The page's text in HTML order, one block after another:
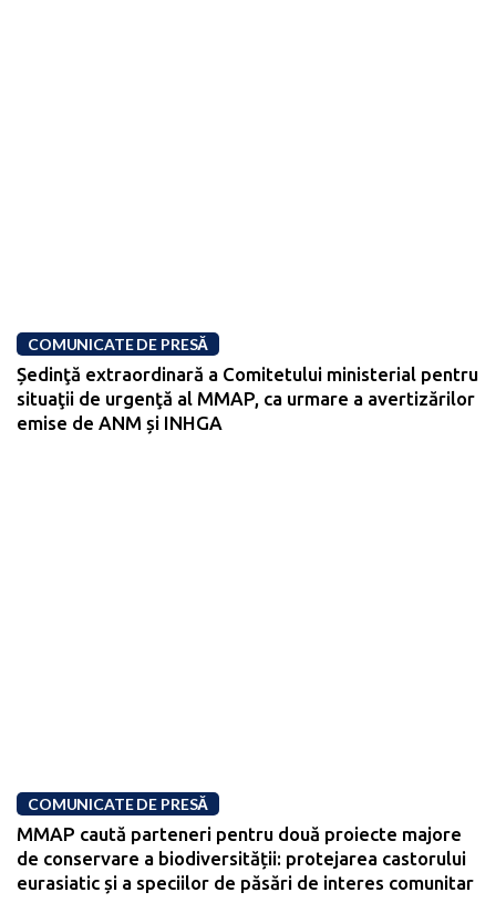
COMUNICATE DE PRESĂ
Ședinţă extraordinară a Comitetului ministerial pentru
situaţii de urgenţă al MMAP, ca urmare a avertizărilor
emise de ANM și INHGA
COMUNICATE DE PRESĂ
MMAP caută parteneri pentru două proiecte majore
de conservare a biodiversității: protejarea castorului
eurasiatic și a speciilor de păsări de interes comunitar